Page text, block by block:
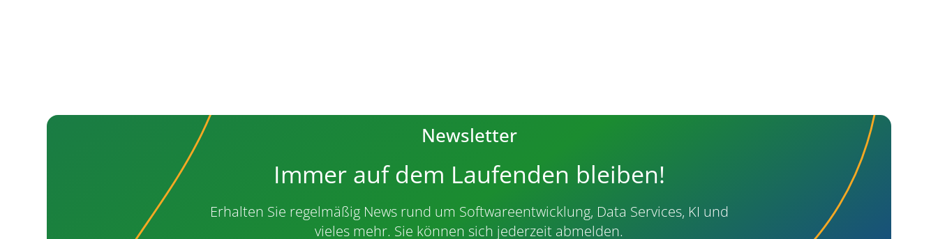
Newsletter
Immer auf dem Laufenden bleiben!
Erhalten Sie regelmäßig News rund um Softwareentwicklung, Data Services, KI und
vieles mehr. Sie können sich jederzeit abmelden.